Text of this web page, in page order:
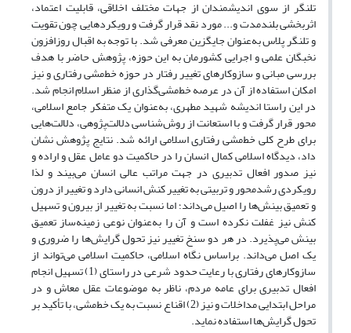
تلنگر از سوی اندیشمندان از جهات مختلف اخلاقی، قابلیت اعتماد،
اثربخشی بلندمدت و... مورد نقد قرار گرفت و رویکردهایی چون تقویت
و تلنگر پلاس به‌عنوان جایگزین معرفی شد. با توجه به اقبال روزافزون
نخبگان علمی و اجرایی کشورمان به این حوزه، پژوهش حاضر با هدف
بررسی مبانی و سازوکارهای تغییر رفتار در حوزه خط‌مشی رفتاری و نیز
امکان استفاده از آن در عرصه خط‌مشی‌گذاری از منظر اسلام انجام شد.
در این راستا اندیشه شهید مطهری، به‌عنوان یک متفکر جامع اسلامی،
محور قرار گرفت و با استعانت از روش‌شناسی دلالت‌پژوهی، دلالت‌هایی
برای طرح کلی خط‌مشی رفتاری اسلامی ارائه شد. نتایج پژوهش نشان
داد، دیدگاه اسلامی کمال انسان را در حاکمیت دو عامل عقل و اراده و
نیز صدور افعال تدبیری در جهت مراتب عالی انسان می‌بیند و لذا
رویکردی رشدمحور و تربیتی به تغییر کنش انسانی دارد و تغییر از درون
و تعمیق بینش‌ها را اصیل می‌داند؛ اما نسبت به تغییر از بیرون و تسهیل
کنش نیز غفلت نکرده است و آن را به‌عنوان نوعی زمینه‌ساز تعمیق
بینش می‌پذیرد. در هر دو سنخ تغییر نیز تحول گرایش‌ها را ضروری و
یک اصل می‌داند. براساس نگاه اسلامی، حاکمیت اسلامی می‌تواند از
سازوکارهای رفتاری با رعایت حدود شرعی در راستای (1) تسهیل انجام
افعال تدبیری برای عامه مردم، ناظر به موضوعات عقل معاش و در
مراحل ابتدایی مداخلات و نیز (2) اقناع نسبت به یک خط‌مشی، با تأکید بر
تحول گرایش‌ها استفاده نماید.